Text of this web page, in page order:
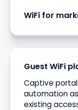
WiFi for
Guest WiFi
Captive
automation
existing